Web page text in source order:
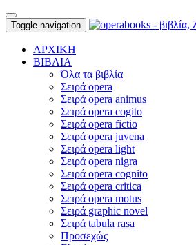
Toggle navigation
ΑΡΧΙΚΗ
ΒΙΒΛΙΑ
Όλα τα βιβλία
Σειρά opera
Σειρά opera animus
Σειρά opera cogito
Σειρά opera fictio
Σειρά opera juvena
Σειρά opera light
Σειρά opera nigra
Σειρά opera cognito
Σειρά opera critica
Σειρά opera motus
Σειρά graphic novel
Σειρά tabula rasa
Προσεχώς